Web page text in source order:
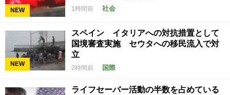
NEW 1時間前 社会
NEW
スペイン イタリアへの対抗措置として
国境審査実施 セウタへの移民流入で対
立
2時間前 国際
ライフセーバー活動の半数を占めている